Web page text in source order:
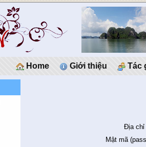
Home Giới thiệu Tác
Địa chỉ
Mật mã